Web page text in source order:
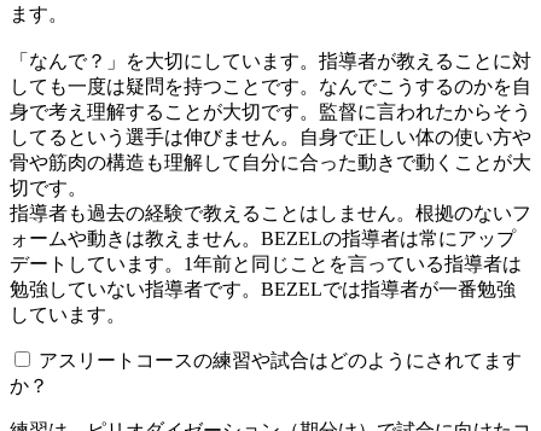
ます。
「なんで？」を大切にしています。指導者が教えることに対
しても一度は疑問を持つことです。なんでこうするのかを自
身で考え理解することが大切です。監督に言われたからそう
してるという選手は伸びません。自身で正しい体の使い方や
骨や筋肉の構造も理解して自分に合った動きで動くことが大
切です。
指導者も過去の経験で教えることはしません。根拠のないフ
ォームや動きは教えません。BEZELの指導者は常にアップ
デートしています。1年前と同じことを言っている指導者は
勉強していない指導者です。BEZELでは指導者が一番勉強
しています。
アスリートコースの練習や試合はどのようにされてます
か？